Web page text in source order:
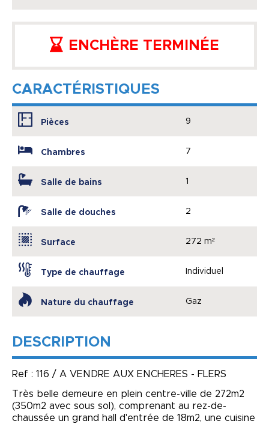
ENCHÈRE TERMINÉE
CARACTÉRISTIQUES
Pièces 9
Chambres 7
Salle de bains 1
Salle de douches 2
Surface 272 m²
Type de chauffage Individuel
Nature du chauffage Gaz
DESCRIPTION
Ref : 116 / A VENDRE AUX ENCHERES - FLERS
Très belle demeure en plein centre-ville de 272m2
(350m2 avec sous sol), comprenant au rez-de-
chaussée un grand hall d'entrée de 18m2, une cuisine